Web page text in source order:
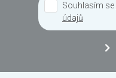
Souhlasím se
údajů